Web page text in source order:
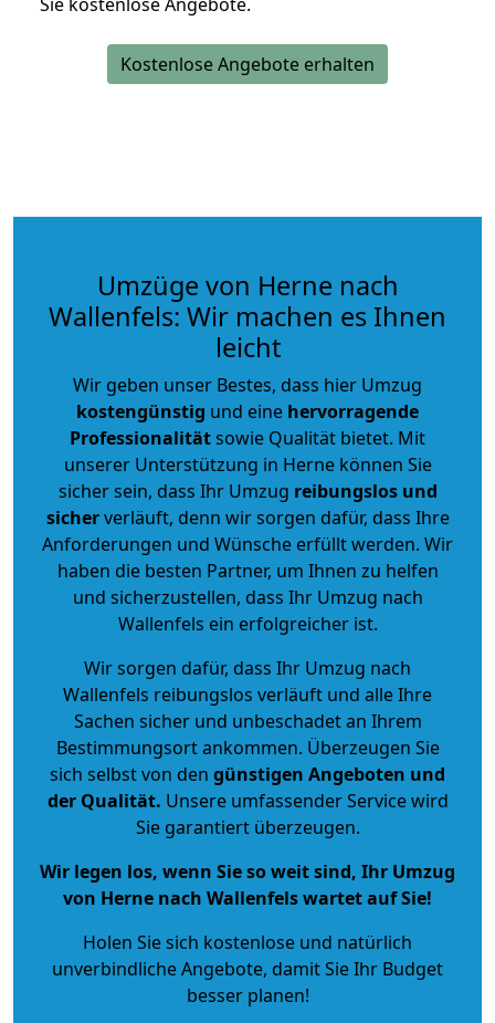
Kostenlose Angebote erhalten
Umzüge von Herne nach
Wallenfels: Wir machen es Ihnen
leicht
Wir geben unser Bestes, dass hier Umzug
kostengünstig und eine hervorragende
Professionalitätsowie Qualität bietet. Mit
unserer Unterstützung in Herne können Sie
sicher sein, dass Ihr Umzug reibungslos und
sicherverläuft, denn wir sorgen dafür, dass Ihre
Anforderungen und Wünsche erfüllt werden. Wir
haben die besten Partner, um Ihnen zu helfen
und sicherzustellen, dass Ihr Umzug nach
Wallenfels ein erfolgreicher ist.
Wir sorgen dafür, dass Ihr Umzug nach
Wallenfels reibungslos verläuft und alle Ihre
Sachen sicher und unbeschadet an Ihrem
Bestimmungsort ankommen. Überzeugen Sie
sich selbst von den günstigen Angeboten und
der Qualität. Unsere umfassender Service wird
Sie garantiert überzeugen.
Wir legen los, wenn Sie so weit sind, Ihr Umzug
von Herne nach Wallenfels wartet auf Sie!
Holen Sie sich kostenlose und natürlich
unverbindliche Angebote, damit Sie Ihr Budget
besser planen!